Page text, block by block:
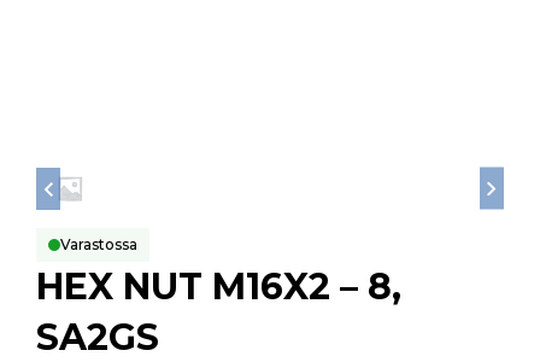
Varastossa
HEX NUT M16X2 – 8,
SA2GS